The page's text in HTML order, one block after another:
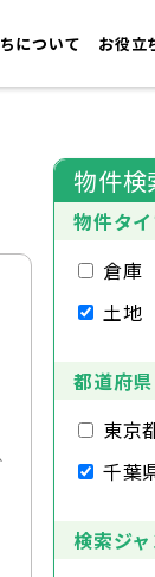
について お役立
物件検
物件タ
倉庫
土地
都道府県
東京
千葉
検索ジ